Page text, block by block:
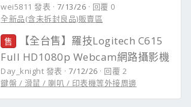
wei5811 發表 7/13/26
回覆 0
全新品(含未拆封良品)販賣區
售
【全台售】羅技Logitech C615
Full HD1080p Webcam網路攝影機
Day_knight 發表 7/12/26
回覆 2
鍵盤 / 滑鼠 / 喇叭 / 印表機等外接周邊